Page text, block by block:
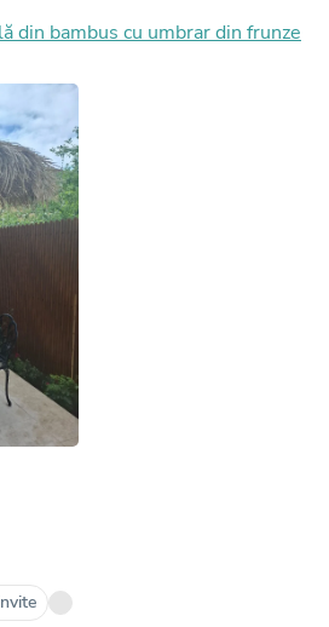
din bambus cu umbrar din frunze